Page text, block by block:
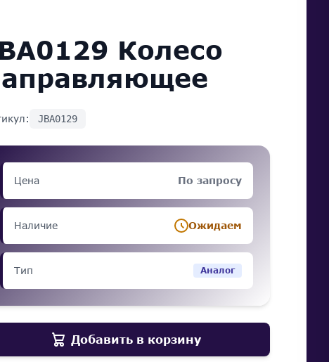
Колесо
JBA0129
Цена По запросу
Наличие Ожидаем
Тип Аналог
Добавить в корзину